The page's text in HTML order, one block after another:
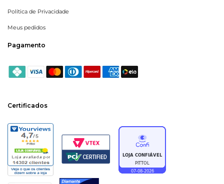
Política de Privacidade
Meus pedidos
Pagamento
Certificados